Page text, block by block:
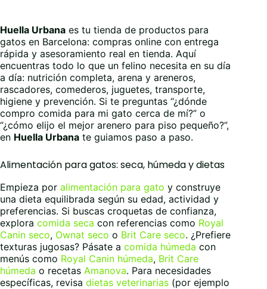
Huella Urbana es tu tienda de productos para
gatos en Barcelona: compras online con entrega
rápida y asesoramiento real en tienda. Aquí
encuentras todo lo que un felino necesita en su día
a día: nutrición completa, arena y areneros,
rascadores, comederos, juguetes, transporte,
higiene y prevención. Si te preguntas “¿dónde
compro comida para mi gato cerca de mí?” o
“¿cómo elijo el mejor arenero para piso pequeño?”,
en Huella Urbana te guiamos paso a paso.
Alimentación para gatos: seca, húmeda y dietas
Empieza por alimentación para gato y construye
una dieta equilibrada según su edad, actividad y
preferencias. Si buscas croquetas de confianza,
explora comida seca con referencias como Royal
Canin seco, Ownat seco o Brit Care seco. ¿Prefiere
texturas jugosas? Pásate a comida húmeda con
menús como Royal Canin húmeda, Brit Care
húmeda o recetas Amanova. Para necesidades
específicas, revisa dietas veterinarias (por ejemplo